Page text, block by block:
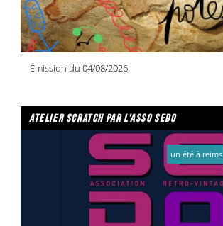
Émission du 04/08/2026
atelier scratch par l'asso sedo
un été à reims